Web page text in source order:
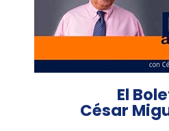
El
César